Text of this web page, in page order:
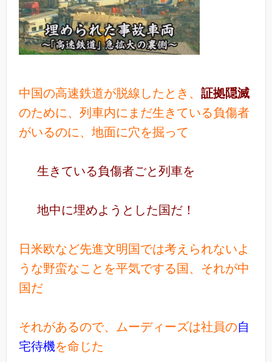
中国の高速鉄道が脱線したとき、 証拠隠滅
のために、列車内にまだ生きている負傷者
がいるのに、地面に穴を掘って
生きている負傷者ごと列車を
地中に埋めようとした国だ！
日米欧など先進文明国では考えられないよ
うな野蛮なことを平気でする国、それが中
国だ
それがあるので、ムーディーズは社員の自
宅待機を命じた